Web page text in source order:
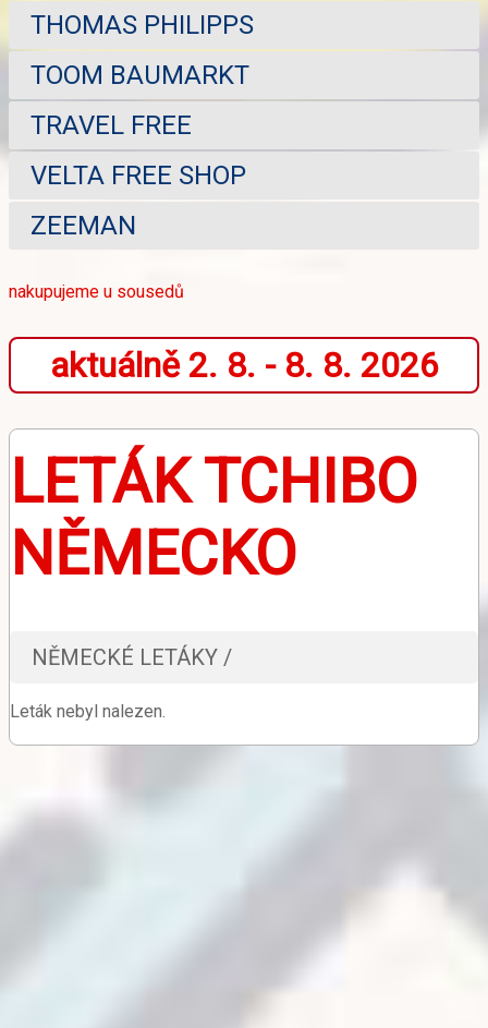
THOMAS PHILIPPS
TOOM BAUMARKT
TRAVEL FREE
VELTA FREE SHOP
ZEEMAN
nakupujeme u sousedů
aktuálně 2. 8. - 8. 8. 2026
LETÁK TCHIBO
NĚMECKO
NĚMECKÉ LETÁKY /
Leták nebyl nalezen.